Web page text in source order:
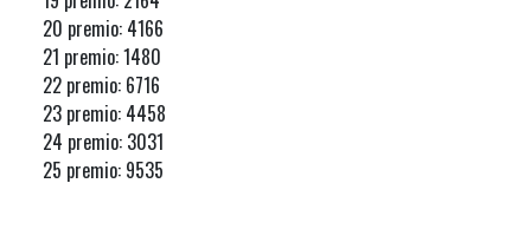
20 premio: 4166
21 premio: 1480
22 premio: 6716
23 premio: 4458
24 premio: 3031
25 premio: 9535